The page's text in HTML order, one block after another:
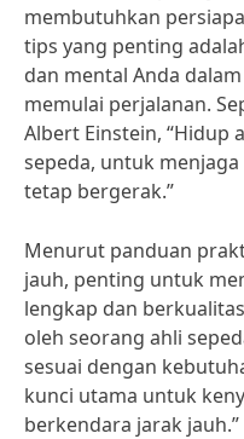
membutuhkan
tips yang penting
dan mental Anda
memulai perjalanan.
Albert Einstein, “Hidup
sepeda, untuk
tetap bergerak.”
Menurut panduan
jauh, penting untuk
lengkap dan
oleh seorang ahli
sesuai dengan
kunci utama untuk
berkendara jarak jauh.”